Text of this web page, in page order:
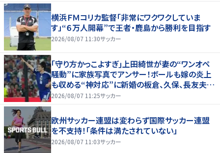
横浜ＦＭコリカ監督「非常にワクワクしていま
す」“６万人開幕”で王者・鹿島から勝利を目指す
2026/08/07 11:30サッカー
｢守り方かっこよすぎ｣上田綺世が妻の“ワンオペ
騒動”に家族写真でアンサー！ボールも嫁の炎上
も収める“神対応”に新婚の板倉、久保、長友夫妻
もエール！
2026/08/07 11:25サッカー
欧州サッカー連盟は変わらず国際サッカー連盟
を不支持！「条件は満たされていない」
2026/08/07 11:03サッカー